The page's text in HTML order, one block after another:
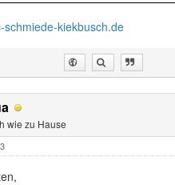
schmiede-kiekbusch.de
wie zu Hause